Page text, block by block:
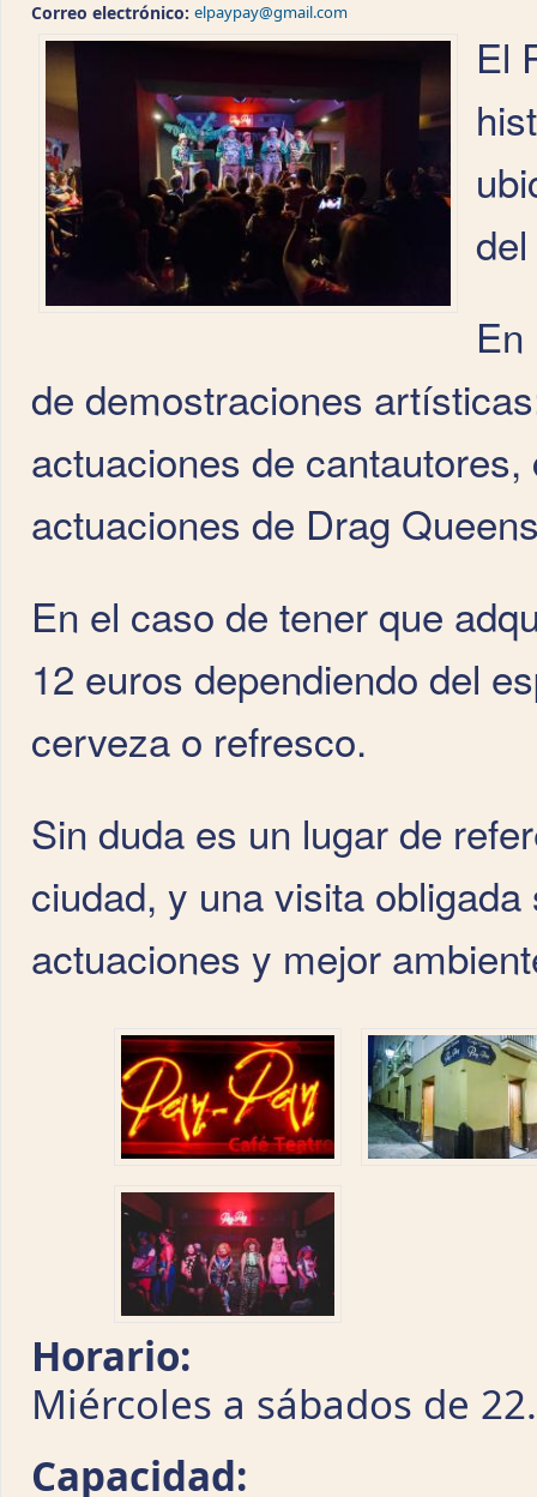
Correo electrónico: elpaypay@gmail.com
El
de demostraciones
actuaciones de
actuaciones de Drag
En el caso de tener que
12 euros dependiendo del
cerveza o refresco.
Sin duda es un lugar de
ciudad, y una visita
actuaciones y mejor
Horario:
Miércoles a sábados de
Capacidad: